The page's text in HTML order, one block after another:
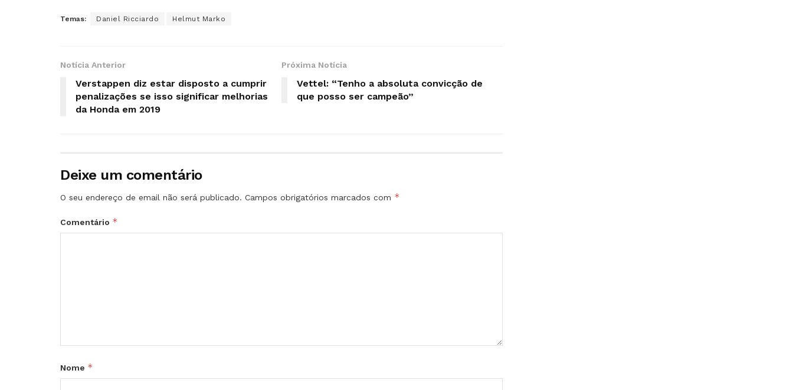
Temas: Daniel Ricciardo Helmut Marko
Notícia Anterior
Verstappen diz estar disposto a cumprir
penalizações se isso significar melhorias
da Honda em 2019
Próxima Notícia
Vettel: “Tenho a absoluta convicção de
que posso ser campeão”
Deixe um comentário
O seu endereço de email não será publicado. Campos obrigatórios marcados com *
Comentário *
Nome *